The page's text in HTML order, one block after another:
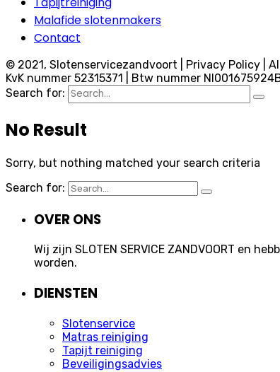
Malafide slotenmakers
Contact
© 2021, Slotenservicezandvoort | Privacy Policy |
KvK nummer 52315371 | Btw nummer
Search for:
No Result
Sorry, but nothing matched your search criteria
Search for:
OVER ONS
Wij zijn SLOTEN SERVICE ZANDVOORT en
worden.
DIENSTEN
Slotenservice
Matras reiniging
Tapijt reiniging
Beveiligingsadvies